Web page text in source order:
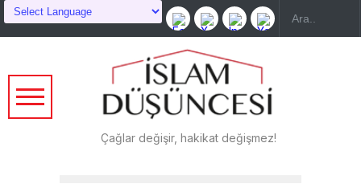
Çağlar değişir, hakikat değişmez!